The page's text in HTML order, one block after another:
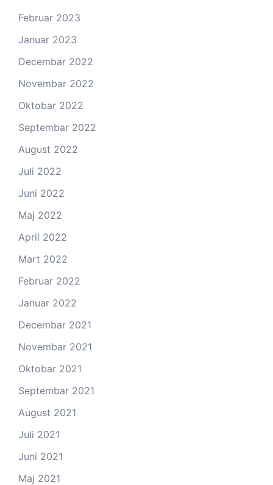
Februar 2023
Januar 2023
Decembar 2022
Novembar 2022
Oktobar 2022
Septembar 2022
August 2022
Juli 2022
Juni 2022
Maj 2022
April 2022
Mart 2022
Februar 2022
Januar 2022
Decembar 2021
Novembar 2021
Oktobar 2021
Septembar 2021
August 2021
Juli 2021
Juni 2021
Maj 2021